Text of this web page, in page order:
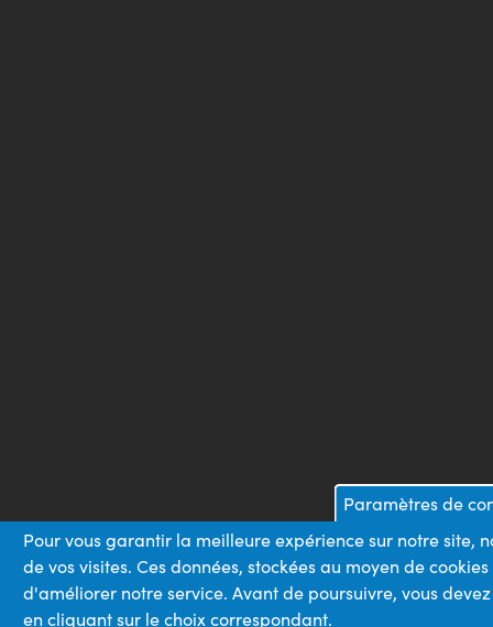
Paramètres de
Pour vous garantir la meilleure expérience sur notre site,
de vos visites. Ces données, stockées au moyen de
d'améliorer notre service. Avant de poursuivre, vous
en cliquant sur le choix correspondant.